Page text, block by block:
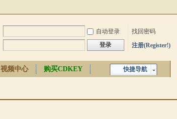
自动登录
找回密码
登录 注册(Register!)
快捷导航
视频中心
购买CDKEY